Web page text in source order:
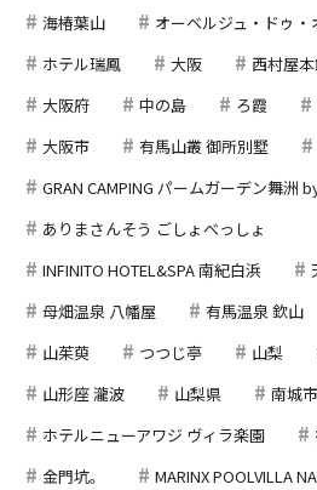
海椿葉山
オーベルジュ・ドゥ・
ホテル瑞鳳
大阪 西村屋
大阪府
中の島 ろ霞
大阪市
有馬山叢 御所別墅
GRAN CAMPING パームガーデン舞洲
ありまさんそう ごしょべっしょ
INFINITO HOTEL&SPA 南紀白浜
母畑温泉 八幡屋
有馬温泉 欽山
山茱萸
つつじ亭 山梨
山形座 瀧波
山梨県
南城市
ホテルニューアワジ ヴィラ楽園
金門坑。
MARINX POOLVILLA